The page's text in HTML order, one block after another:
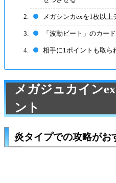
メガシンカexを1枚以
「波動ビート」のカー
相手に1ポイントも取ら
メガジュカイン
ント
炎タイプでの攻略がお